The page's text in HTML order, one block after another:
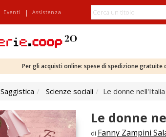
Eventi | Assistenza
Per gli acquisti online: spese di spedizione
Saggistica Scienze sociali Le donne
Le donne
di Fanny Zampini